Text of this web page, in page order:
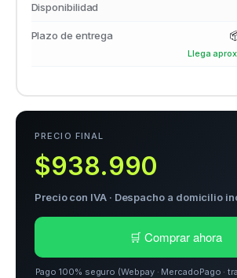
Disponibilidad
Plazo de entrega
Llega
PRECIO FINAL
$938.990
Precio con IVA · Despacho a domicilio
🛒 Comprar ahora
Pago 100% seguro (Webpay · MercadoPago ·